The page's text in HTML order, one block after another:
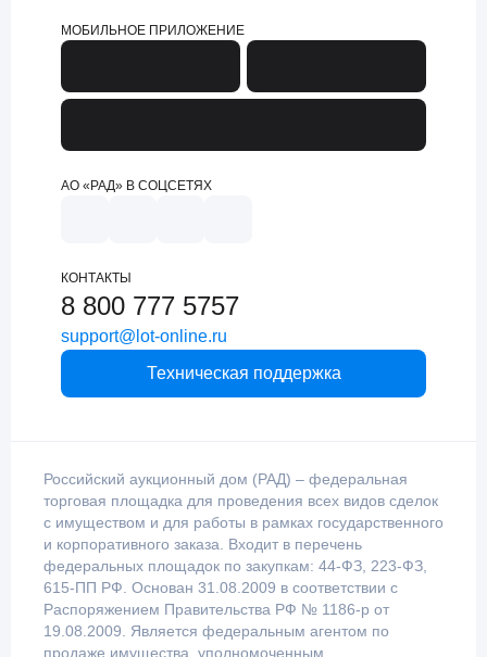
МОБИЛЬНОЕ ПРИЛОЖЕНИЕ
АО «РАД» В СОЦСЕТЯХ
КОНТАКТЫ
8 800 777 5757
support@lot-online.ru
Техническая поддержка
Российский аукционный дом (РАД) – федеральная
торговая площадка для проведения всех видов сделок
с имуществом и для работы в рамках государственного
и корпоративного заказа. Входит в перечень
федеральных площадок по закупкам: 44-ФЗ, 223-ФЗ,
615-ПП РФ. Основан 31.08.2009 в соответствии с
Распоряжением Правительства РФ № 1186-р от
19.08.2009. Является федеральным агентом по
продаже имущества, уполномоченным